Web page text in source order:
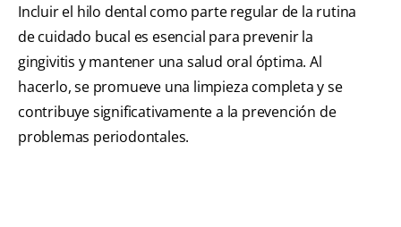
Incluir el hilo dental como parte regular de la rutina
de cuidado bucal es esencial para prevenir la
gingivitis y mantener una salud oral óptima. Al
hacerlo, se promueve una limpieza completa y se
contribuye significativamente a la prevención de
problemas periodontales.